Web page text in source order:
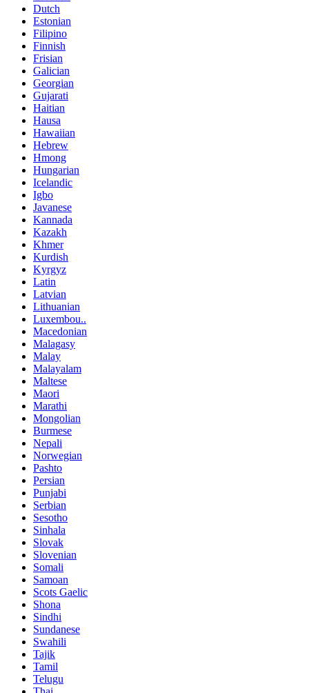
Dutch
Estonian
Filipino
Finnish
Frisian
Galician
Georgian
Gujarati
Haitian
Hausa
Hawaiian
Hebrew
Hmong
Hungarian
Icelandic
Igbo
Javanese
Kannada
Kazakh
Khmer
Kurdish
Kyrgyz
Latin
Latvian
Lithuanian
Luxembou..
Macedonian
Malagasy
Malay
Malayalam
Maltese
Maori
Marathi
Mongolian
Burmese
Nepali
Norwegian
Pashto
Persian
Punjabi
Serbian
Sesotho
Sinhala
Slovak
Slovenian
Somali
Samoan
Scots Gaelic
Shona
Sindhi
Sundanese
Swahili
Tajik
Tamil
Telugu